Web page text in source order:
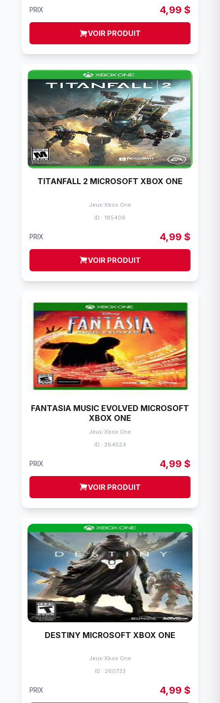
PRIX 4,99 $
VOIR PRODUIT
TITANFALL 2 MICROSOFT XBOX ONE
Jeux/Xbox One
ID : 185406
PRIX 4,99 $
VOIR PRODUIT
FANTASIA MUSIC EVOLVED MICROSOFT
XBOX ONE
Jeux/Xbox One
ID : 264524
PRIX 4,99 $
VOIR PRODUIT
DESTINY MICROSOFT XBOX ONE
Jeux/Xbox One
ID : 260733
PRIX 4,99 $